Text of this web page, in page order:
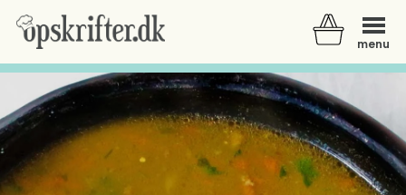
menu
Der er ingen varer i din kurv.